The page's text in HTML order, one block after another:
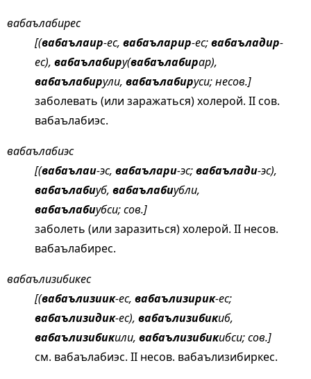
вабаълабирес
[(вабаълаир-ес, вабаъларир-ес;вабаъладир-
ес), вабаълабиру(вабаълабирар),
вабаълабирули, вабаълабируси; несов.]
заболевать (или заражаться) холерой. II сов.
вабаълабиэс.
вабаълабиэс
[(вабаълаи-эс, вабаълари-эс;вабаълади-эс),
вабаълабиуб, вабаълабиубли,
вабаълабиубси; сов.]
заболеть (или заразиться) холерой. II несов.
вабаълабирес.
вабаълизибикес
[(вабаълизиик-ес, вабаълизирик-ес;
вабаълизидик-ес), вабаълизибикиб,
вабаълизибикили, вабаълизибикибси; сов.]
см. вабаълабиэс. II несов. вабаълизибиркес.